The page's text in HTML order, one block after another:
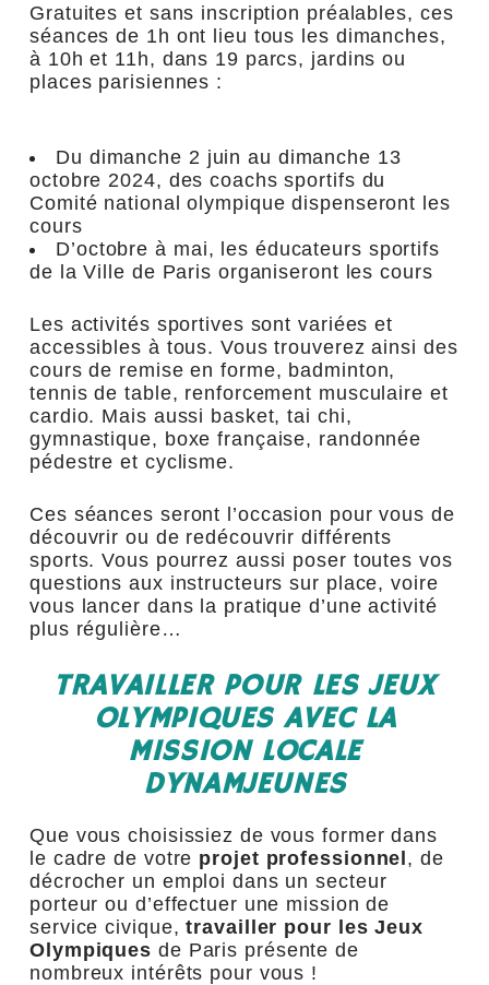
Gratuites et sans inscription préalables, ces
séances de 1h ont lieu tous les dimanches,
à 10h et 11h, dans 19 parcs, jardins ou
places parisiennes :
Du dimanche 2 juin au dimanche 13
octobre 2024, des coachs sportifs du
Comité national olympique dispenseront les
cours
D’octobre à mai, les éducateurs sportifs
de la Ville de Paris organiseront les cours
Les activités sportives sont variées et
accessibles à tous. Vous trouverez ainsi des
cours de remise en forme, badminton,
tennis de table, renforcement musculaire et
cardio. Mais aussi basket, tai chi,
gymnastique, boxe française, randonnée
pédestre et cyclisme.
Ces séances seront l’occasion pour vous de
découvrir ou de redécouvrir différents
sports. Vous pourrez aussi poser toutes vos
questions aux instructeurs sur place, voire
vous lancer dans la pratique d’une activité
plus régulière…
TRAVAILLER POUR LES JEUX
OLYMPIQUES AVEC LA
MISSION LOCALE
DYNAMJEUNES
Que vous choisissiez de vous former dans
le cadre de votre projet professionnel, de
décrocher un emploi dans un secteur
porteur ou d’effectuer une mission de
service civique,travailler pour les Jeux
Olympiques de Paris présente de
nombreux intérêts pour vous !